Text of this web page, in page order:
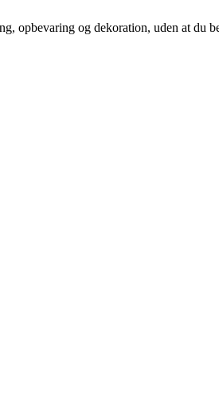
opbevaring og dekoration, uden at du